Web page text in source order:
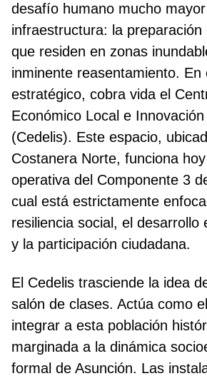
desafío humano mucho
infraestructura: la preparación
que residen en zonas
inminente reasentamiento. En
estratégico, cobra vida el
Económico Local e Innovación
(Cedelis). Este espacio,
Costanera Norte, funciona
operativa del Componente 3
cual está estrictamente
resiliencia social, el desarrollo
y la participación ciudadana.
El Cedelis trasciende la idea
salón de clases. Actúa como
integrar a esta población
marginada a la dinámica
formal de Asunción. Las